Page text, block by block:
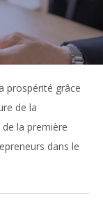
prospérité grâce
de la
la première
dans le